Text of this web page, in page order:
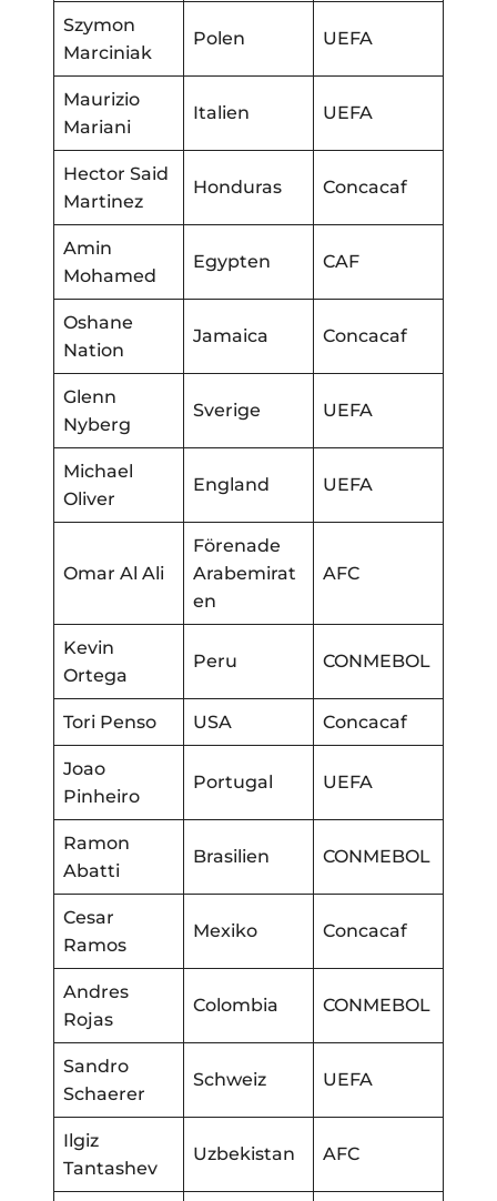
Szymon
Marciniak
Polen UEFA
Maurizio
Mariani
Italien UEFA
Hector Said
Martinez
Honduras Concacaf
Amin
Mohamed
Egypten CAF
Oshane
Nation
Jamaica Concacaf
Glenn
Nyberg
Sverige UEFA
Michael
Oliver
England UEFA
Omar Al Ali
Förenade
Arabemirat
en
AFC
Kevin
Ortega
Peru CONMEBOL
Tori Penso USA Concacaf
Joao
Pinheiro
Portugal UEFA
Ramon
Abatti
Brasilien CONMEBOL
Cesar
Ramos
Mexiko Concacaf
Andres
Rojas
Colombia CONMEBOL
Sandro
Schaerer
Schweiz UEFA
Ilgiz
Tantashev
Uzbekistan AFC